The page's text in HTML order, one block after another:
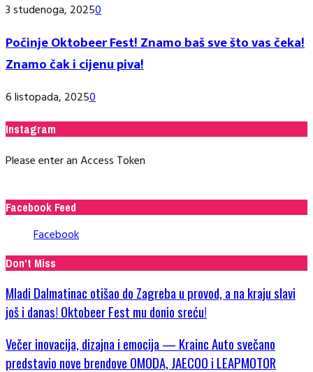
3 studenoga, 20250
Počinje Oktobeer Fest! Znamo baš sve što vas čeka!
Znamo čak i cijenu piva!
6 listopada, 20250
Instagram
Please enter an Access Token
Facebook Feed
Facebook
Don't Miss
Mladi Dalmatinac otišao do Zagreba u provod, a na kraju slavi
još i danas! Oktobeer Fest mu donio sreću!
Večer inovacija, dizajna i emocija — Krainc Auto svečano
predstavio nove brendove OMODA, JAECOO i LEAPMOTOR